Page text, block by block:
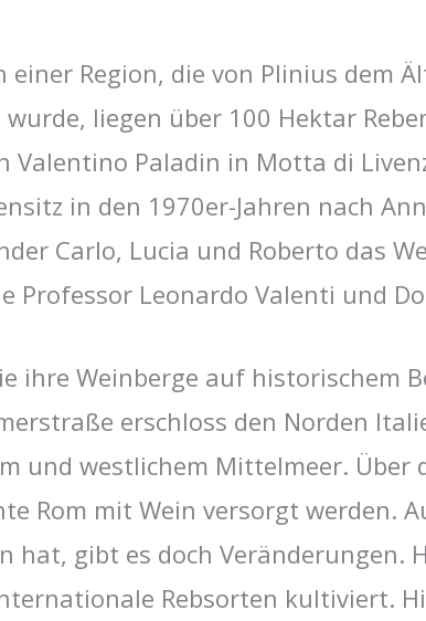
einer Region, die von Plinius dem
liegen über 100 Hektar
Valentino Paladin in Motta di
in den 1970er-Jahren nach
Carlo, Lucia und Roberto das
Professor Leonardo Valenti und
ihre Weinberge auf historischem
erschloss den Norden
und westlichem Mittelmeer. Über
Rom mit Wein versorgt werden.
hat, gibt es doch Veränderungen.
Rebsorten kultiviert.